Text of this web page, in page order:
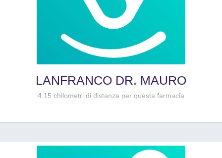
LANFRANCO DR. MAURO
4.15 chilometri di distanza per questa farmacia